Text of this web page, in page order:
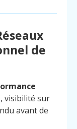
de
visibilité sur
avant de